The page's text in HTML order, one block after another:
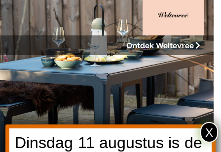
Ontdek Weltevree
Dinsdag 11 augustus is de
X